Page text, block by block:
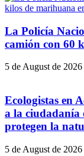
La Policía
camión con 60
5 de August de 2026
Ecologistas en
a la ciudadanía
protegen la
5 de August de 2026